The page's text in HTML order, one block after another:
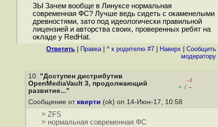
ЗЫ Зачем вообще в Линуксе нормальная
современная ФС? Лучше ведь сидеть с окаменелыми
древностями, зато под идеологически правильной
лицензией и авторства своих, проверенных ребят на
окладе у RedHat.
Ответить Правка| ^ к родителю #7 Наверх
Cообщить
модератору
10. "Доступен дистрибутив
OpenMediaVault 3, продолжающий
развитие..."
–2
+ / –
Сообщение от кверти (ok) on 14-Июн-17, 10:58
> ZFS
> нормальная современная ФС